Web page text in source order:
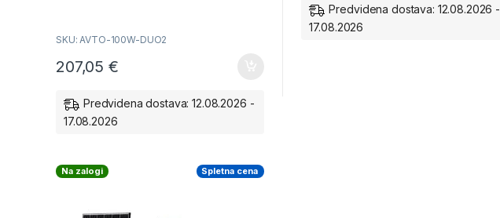
SKU: AVTO-100W-DUO2
207,05€
Predvidena dostava: 12.08.2026 -
17.08.2026
Predvidena dostava: 12.08.2026 -
17.08.2026
Na zalogi Spletna cena